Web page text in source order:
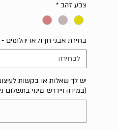
צבע זהב *
בחירת אבני חן ו/ או
לבחירה
יש לך שאלות או בקשות
(במידה ויידרש שינוי